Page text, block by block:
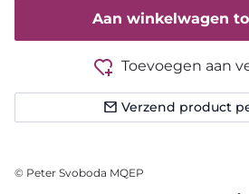
Aan winkelwagen
Toevoegen aan
Verzend product
© Peter Svoboda MQEP